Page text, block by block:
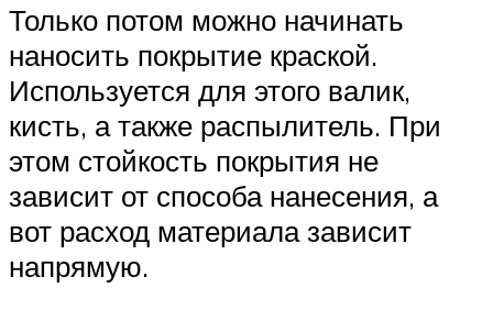
Только потом можно начинать
наносить покрытие краской.
Используется для этого валик,
кисть, а также распылитель. При
этом стойкость покрытия не
зависит от способа нанесения, а
вот расход материала зависит
напрямую.